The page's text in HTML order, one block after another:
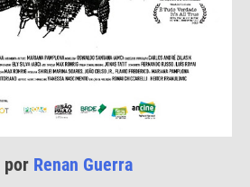
por Renan Guerra